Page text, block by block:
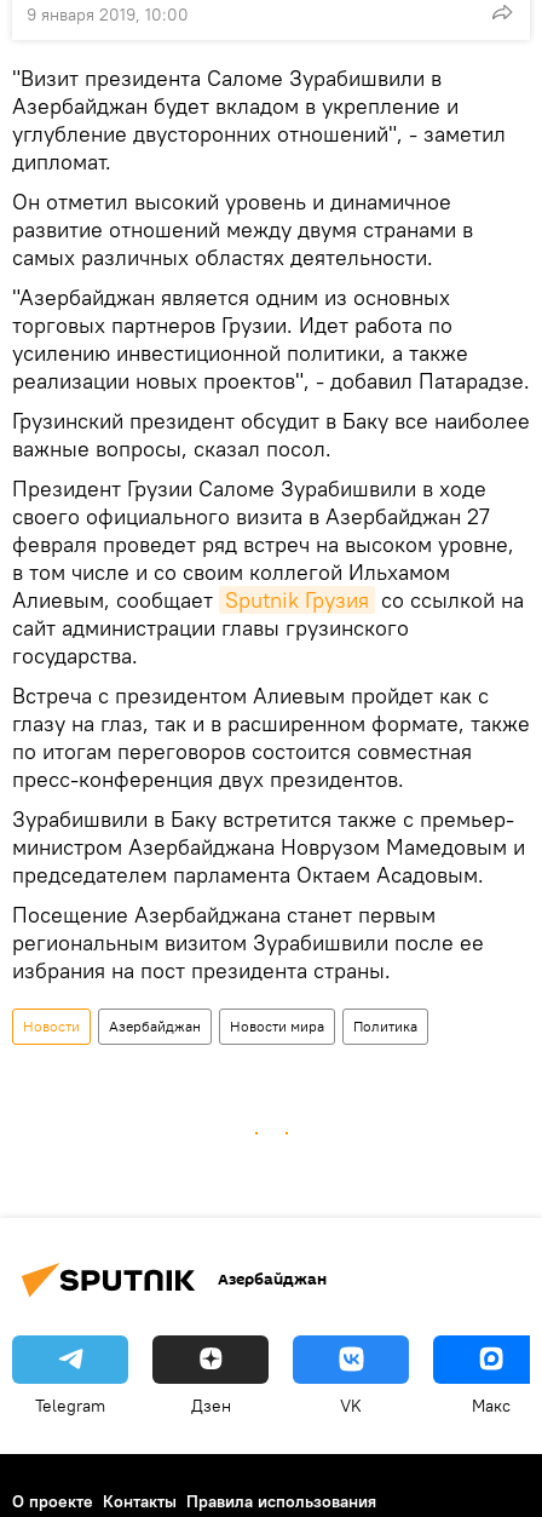
9 января 2019, 10:00
"Визит президента Саломе Зурабишвили в
Азербайджан будет вкладом в укрепление и
углубление двусторонних отношений", - заметил
дипломат.
Он отметил высокий уровень и динамичное
развитие отношений между двумя странами в
самых различных областях деятельности.
"Азербайджан является одним из основных
торговых партнеров Грузии. Идет работа по
усилению инвестиционной политики, а также
реализации новых проектов", - добавил Патарадзе.
Грузинский президент обсудит в Баку все наиболее
важные вопросы, сказал посол.
Президент Грузии Саломе Зурабишвили в ходе
своего официального визита в Азербайджан 27
февраля проведет ряд встреч на высоком уровне,
в том числе и со своим коллегой Ильхамом
Алиевым, сообщает Sputnik Грузия со ссылкой на
сайт администрации главы грузинского
государства.
Встреча с президентом Алиевым пройдет как с
глазу на глаз, так и в расширенном формате, также
по итогам переговоров состоится совместная
пресс-конференция двух президентов.
Зурабишвили в Баку встретится также с премьер-
министром Азербайджана Новрузом Мамедовым и
председателем парламента Октаем Асадовым.
Посещение Азербайджана станет первым
региональным визитом Зурабишвили после ее
избрания на пост президента страны.
Новости Азербайджан Новости мира Политика
Азербайджан
Telegram Дзен VK Макс
О проекте Контакты Правила использования